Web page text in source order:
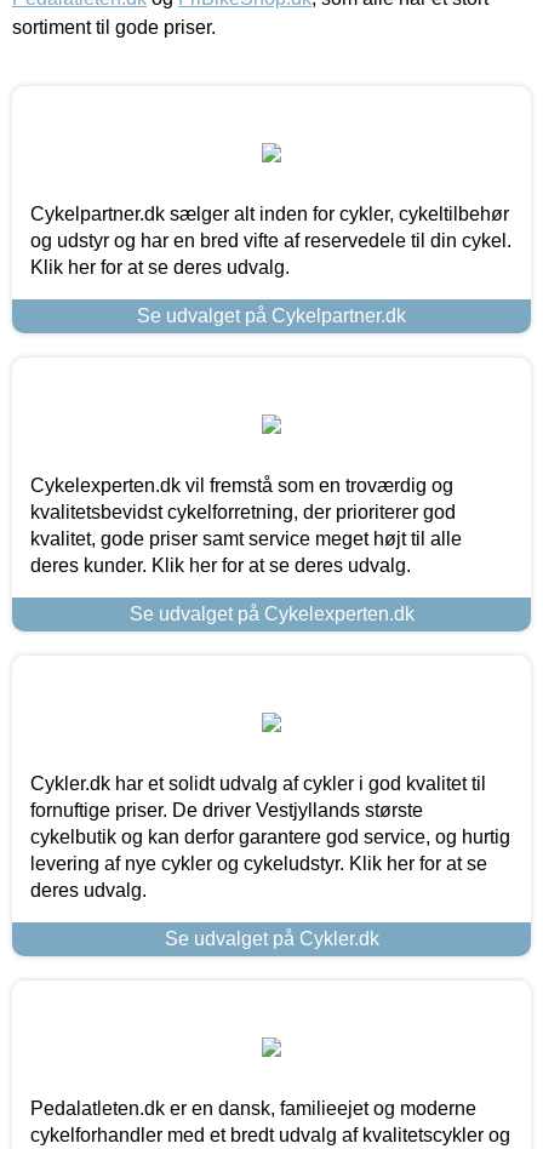
sortiment til gode priser.
Cykelpartner.dk sælger alt inden for cykler, cykeltilbehør
og udstyr og har en bred vifte af reservedele til din cykel.
Klik her for at se deres udvalg.
Se udvalget på Cykelpartner.dk
Cykelexperten.dk vil fremstå som en troværdig og
kvalitetsbevidst cykelforretning, der prioriterer god
kvalitet, gode priser samt service meget højt til alle
deres kunder. Klik her for at se deres udvalg.
Se udvalget på Cykelexperten.dk
Cykler.dk har et solidt udvalg af cykler i god kvalitet til
fornuftige priser. De driver Vestjyllands største
cykelbutik og kan derfor garantere god service, og hurtig
levering af nye cykler og cykeludstyr. Klik her for at se
deres udvalg.
Se udvalget på Cykler.dk
Pedalatleten.dk er en dansk, familieejet og moderne
cykelforhandler med et bredt udvalg af kvalitetscykler og